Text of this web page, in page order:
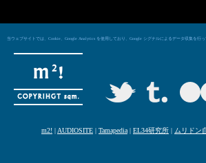
当ウェブサイトでは、Cookie、Google Analytics を使用しており、Google シグナルによるデータ収集を
m2! | AUDIOSITE | Tamapedia | EL34研究所 | ムリドン